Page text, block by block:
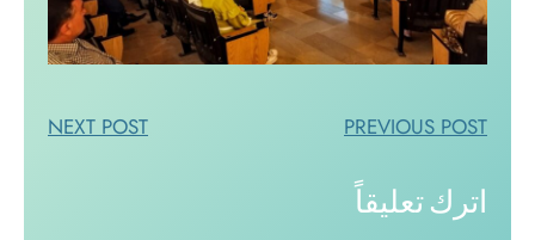
PREVIOUS POST
NEXT POST
اترك تعليقاً